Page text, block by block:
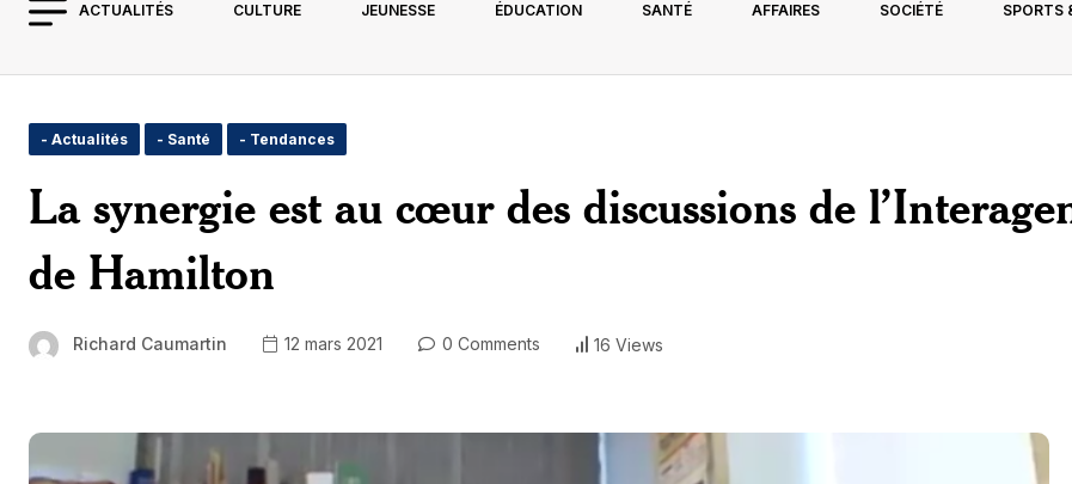
ACTUALITÉS CULTURE JEUNESSE ÉDUCATION SANTÉ AFFAIRES SOCIÉTÉ SPORTS
- Actualités - Santé - Tendances
La synergie est au cœur des discussions de
de Hamilton
Richard Caumartin 12 mars 2021 0 Comments 16 Views